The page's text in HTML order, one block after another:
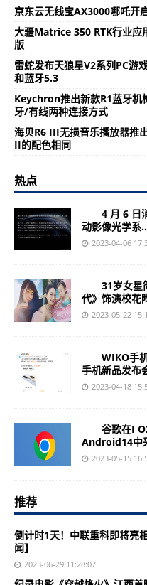
京东云无线宝AX3000哪吒开
大疆Matrice 350 RTK行业应
版
雷蛇发布天狼星V2系列PC游
和蓝牙5.3
Keychron推出新款R1蓝牙机
牙/有线两种连接方式
海贝R6 III无损音乐播放器推
II的配色相同
热点
4 月 6 日消
动影像光学系
2023-04-06
31岁女星简
代》饰演校花
2023-05-22
WIKO手机
手机新品发布
2023-04-18
谷歌在I
Android14中
2023-05-15
推荐
倒计时1天！中联重科即将亮
闻】
2023-06-29 11:28:07